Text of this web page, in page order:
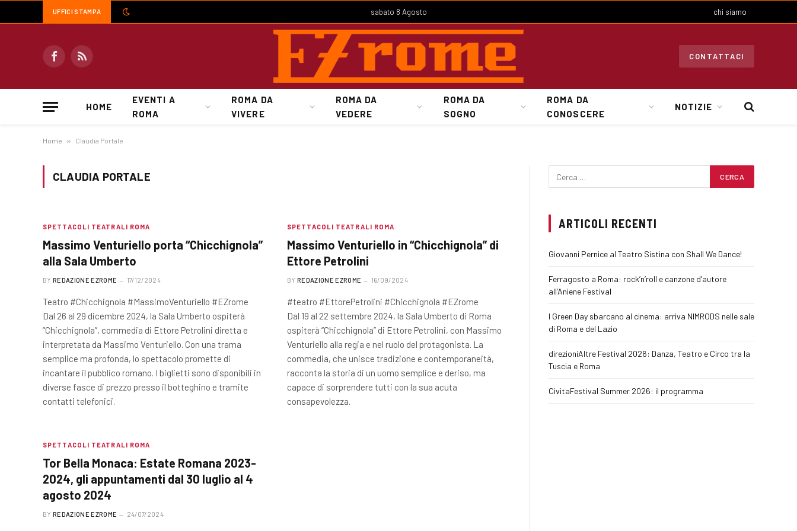
UFFICI STAMPA sabato 8 Agosto chi siamo
FacebookRSS
CONTATTACI
HOME
EVENTI A
ROMA
ROMA DA
VIVERE
ROMA DA
VEDERE
ROMA DA
SOGNO
ROMA DA
CONOSCERE
NOTIZIE
Home » Claudia Portale
CLAUDIA PORTALE
SPETTACOLI TEATRALI ROMA
Massimo Venturiello porta “Chicchignola”
alla Sala Umberto
BY REDAZIONE EZROME 17/12/2024
Teatro #Chicchignola #MassimoVenturiello #EZrome
Dal 26 al 29 dicembre 2024, la Sala Umberto ospiterà
“Chicchignola”, commedia di Ettore Petrolini diretta e
interpretata da Massimo Venturiello. Con una trama
semplice ma profonda, lo spettacolo promette di
incantare il pubblico romano. I biglietti sono disponibili in
diverse fasce di prezzo presso il botteghino e tramite
contatti telefonici.
SPETTACOLI TEATRALI ROMA
Massimo Venturiello in “Chicchignola” di
Ettore Petrolini
BY REDAZIONE EZROME 16/09/2024
#teatro #EttorePetrolini #Chicchignola #EZrome
Dal 19 al 22 settembre 2024, la Sala Umberto di Roma
ospiterà “Chicchignola” di Ettore Petrolini, con Massimo
Venturiello alla regia e nel ruolo del protagonista. La
commedia, che unisce tradizione e contemporaneità,
racconta la storia di un uomo semplice e deriso, ma
capace di sorprendere tutti con la sua acuta
consapevolezza.
SPETTACOLI TEATRALI ROMA
Tor Bella Monaca: Estate Romana 2023-
2024, gli appuntamenti dal 30 luglio al 4
agosto 2024
BY REDAZIONE EZROME 24/07/2024
ARTICOLI RECENTI
Giovanni Pernice al Teatro Sistina con Shall We Dance!
Ferragosto a Roma: rock’n’roll e canzone d’autore
all’Aniene Festival
I Green Day sbarcano al cinema: arriva NIMRODS nelle sale
di Roma e del Lazio
direzioniAltre Festival 2026: Danza, Teatro e Circo tra la
Tuscia e Roma
CivitaFestival Summer 2026: il programma